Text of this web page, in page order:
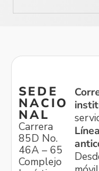
SEDE
NACIO
NAL
Carrera
85D No.
46A – 65
Complejo
Línea